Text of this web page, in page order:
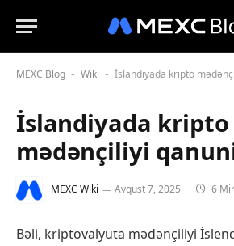
MEXC Blog - Wiki - İslandiyada kripto
İslandiyada kripto
mədənçiliyi
MEXC Wiki Avqust 7, 2025 6
Bəli, kriptovalyuta mədənçiliyi